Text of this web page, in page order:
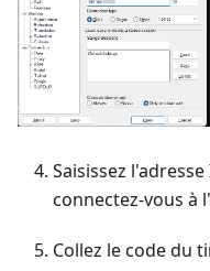
Saisissez
connectez-vous à
Collez le code du